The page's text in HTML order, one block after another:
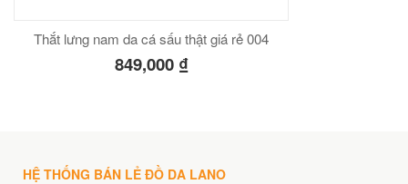
Thắt lưng nam da cá sấu thật giá rẻ 004
849,000 ₫
HỆ THỐNG BÁN LẺ ĐỒ DA LANO